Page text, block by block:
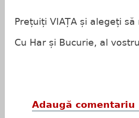
Prețuiți VIAȚA și alegeți
Cu Har și Bucurie, al
Adaugă comentariu